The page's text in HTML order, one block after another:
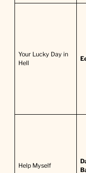
Your Lucky Day in
Hell
Help Myself